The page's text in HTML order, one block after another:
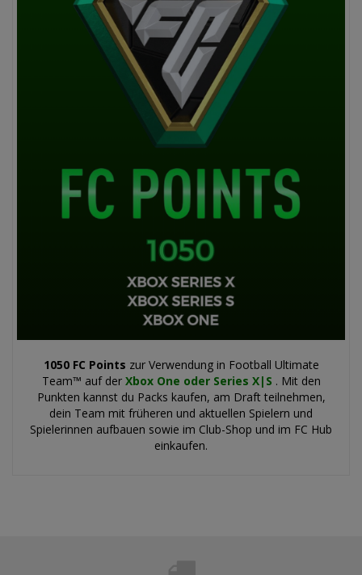
1050 FC Points zur Verwendung in Football Ultimate
Team™ auf der Xbox One oder Series X|S . Mit den
Punkten kannst du Packs kaufen, am Draft teilnehmen,
dein Team mit früheren und aktuellen Spielern und
Spielerinnen aufbauen sowie im Club-Shop und im FC Hub
einkaufen.